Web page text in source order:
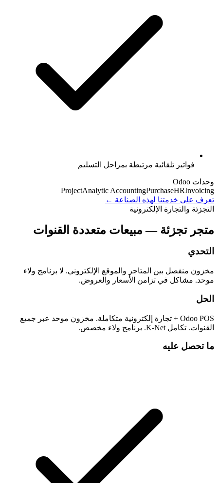
فواتير تلقائية مرتبطة بمراحل التسليم
وحدات Odoo
ProjectAnalytic AccountingPurchaseHRInvoicing
تعرف على خدمتنا لهذه الصناعة ←
التجزئة والتجارة الإلكترونية
متجر تجزئة — مبيعات متعددة القنوات
التحدي
مخزون منفصل بين المتاجر والموقع الإلكتروني. لا برنامج ولاء
موحد. مشاكل في تزامن الأسعار والعروض.
الحل
Odoo POS + تجارة إلكترونية متكاملة. مخزون موحد عبر جميع
القنوات. تكامل K-Net. برنامج ولاء مخصص.
ما تحصل عليه